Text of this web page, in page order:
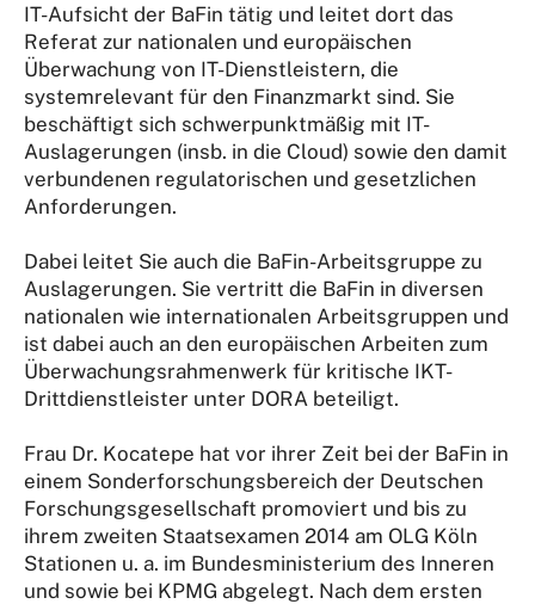
IT-Aufsicht der BaFin tätig und leitet dort das
Referat zur nationalen und europäischen
Überwachung von IT-Dienstleistern, die
systemrelevant für den Finanzmarkt sind. Sie
beschäftigt sich schwerpunktmäßig mit IT-
Auslagerungen (insb. in die Cloud) sowie den damit
verbundenen regulatorischen und gesetzlichen
Anforderungen.
Dabei leitet Sie auch die BaFin-Arbeitsgruppe zu
Auslagerungen. Sie vertritt die BaFin in diversen
nationalen wie internationalen Arbeitsgruppen und
ist dabei auch an den europäischen Arbeiten zum
Überwachungsrahmenwerk für kritische IKT-
Drittdienstleister unter DORA beteiligt.
Frau Dr. Kocatepe hat vor ihrer Zeit bei der BaFin in
einem Sonderforschungsbereich der Deutschen
Forschungsgesellschaft promoviert und bis zu
ihrem zweiten Staatsexamen 2014 am OLG Köln
Stationen u. a. im Bundesministerium des Inneren
und sowie bei KPMG abgelegt. Nach dem ersten